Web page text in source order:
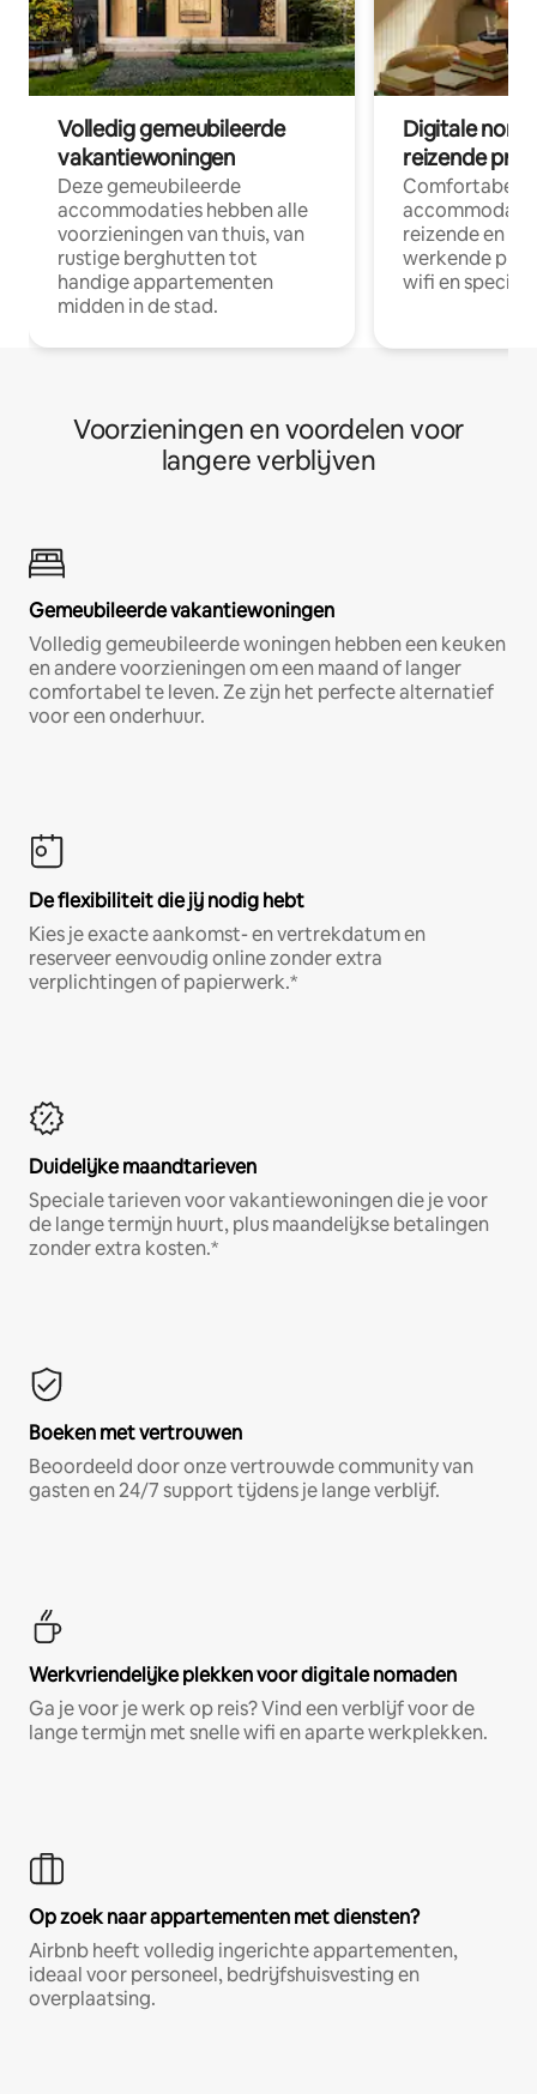
Volledig gemeubileerde
vakantiewoningen
Deze gemeubileerde
accommodaties hebben alle
voorzieningen van thuis, van
rustige berghutten tot
handige appartementen
midden in de stad.
Digitale
reizende
Comfortabele
reizende en
werkende
wifi en
Voorzieningen en voordelen voor
langere verblijven
Gemeubileerde vakantiewoningen
Volledig gemeubileerde woningen hebben een keuken
en andere voorzieningen om een maand of langer
comfortabel te leven. Ze zijn het perfecte alternatief
voor een onderhuur.
De flexibiliteit die jij nodig hebt
Kies je exacte aankomst- en vertrekdatum en
reserveer eenvoudig online zonder extra
verplichtingen of papierwerk.*
Duidelijke maandtarieven
Speciale tarieven voor vakantiewoningen die je voor
de lange termijn huurt, plus maandelijkse betalingen
zonder extra kosten.*
Boeken met vertrouwen
Beoordeeld door onze vertrouwde community van
gasten en 24/7 support tijdens je lange verblijf.
Werkvriendelijke plekken voor digitale nomaden
Ga je voor je werk op reis? Vind een verblijf voor de
lange termijn met snelle wifi en aparte werkplekken.
Op zoek naar appartementen met diensten?
Airbnb heeft volledig ingerichte appartementen,
ideaal voor personeel, bedrijfshuisvesting en
overplaatsing.